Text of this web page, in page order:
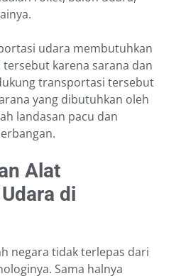
udara membutuhkan
tersebut karena sarana dan
transportasi tersebut
yang dibutuhkan oleh
landasan pacu dan
Alat
di
negara tidak terlepas dari
Sama halnya